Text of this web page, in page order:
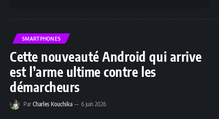
SMARTPHONES
Cette nouveauté Android qui arrive
est l’arme ultime contre les
démarcheurs
Par Charles Kouchika 6 juin 2026